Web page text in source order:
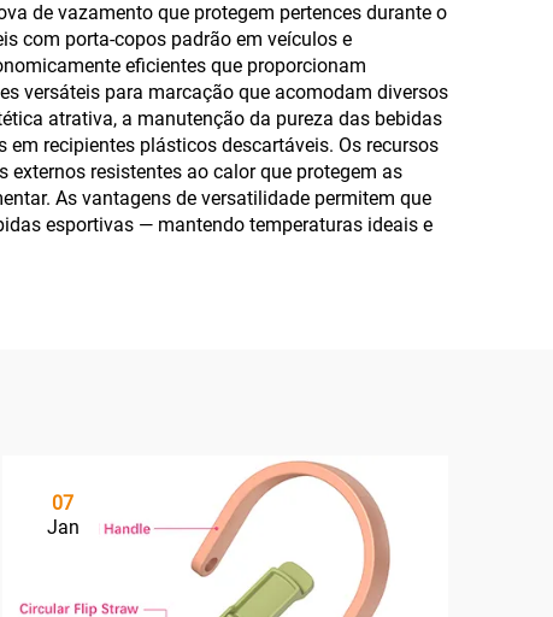
de vazamento que protegem pertences durante o
com porta-copos padrão em veículos e
eficientes que proporcionam
versáteis para marcação que acomodam diversos
atrativa, a manutenção da pureza das bebidas
recipientes plásticos descartáveis. Os recursos
resistentes ao calor que protegem as
As vantagens de versatilidade permitem que
esportivas — mantendo temperaturas ideais e
07
Jan